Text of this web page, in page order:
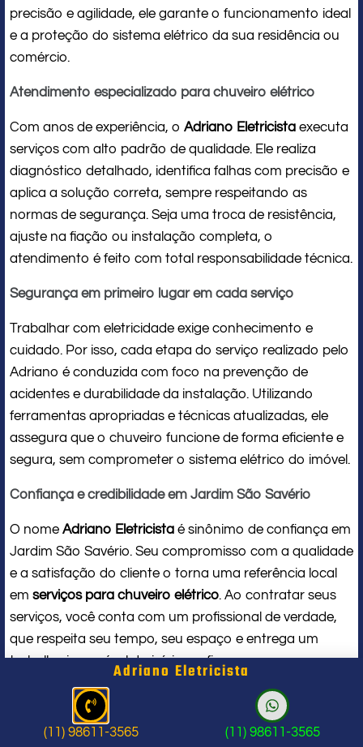
precisão e agilidade, ele garante o funcionamento ideal
e a proteção do sistema elétrico da sua residência ou
comércio.
Atendimento especializado para chuveiro elétrico
Com anos de experiência, o Adriano Eletricista executa
serviços com alto padrão de qualidade. Ele realiza
diagnóstico detalhado, identifica falhas com precisão e
aplica a solução correta, sempre respeitando as
normas de segurança. Seja uma troca de resistência,
ajuste na fiação ou instalação completa, o
atendimento é feito com total responsabilidade técnica.
Segurança em primeiro lugar em cada serviço
Trabalhar com eletricidade exige conhecimento e
cuidado. Por isso, cada etapa do serviço realizado pelo
Adriano é conduzida com foco na prevenção de
acidentes e durabilidade da instalação. Utilizando
ferramentas apropriadas e técnicas atualizadas, ele
assegura que o chuveiro funcione de forma eficiente e
segura, sem comprometer o sistema elétrico do imóvel.
Confiança e credibilidade em Jardim São Savério
O nome Adriano Eletricista é sinônimo de confiança em
Jardim São Savério. Seu compromisso com a qualidade
e a satisfação do cliente o torna uma referência local
em serviços para chuveiro elétrico. Ao contratar seus
serviços, você conta com um profissional de verdade,
que respeita seu tempo, seu espaço e entrega um
trabalho impecável do início ao fim.
Problema com chuveiro: sinais que
indicam a hora de chamar um
Adriano Eletricista
(11) 98611-3565 (11) 98611-3565